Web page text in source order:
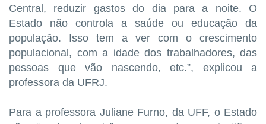
Central, reduzir gastos do dia para a noite. O
Estado não controla a saúde ou educação da
população. Isso tem a ver com o crescimento
populacional, com a idade dos trabalhadores, das
pessoas que vão nascendo, etc.”, explicou a
professora da UFRJ.
Para a professora Juliane Furno, da UFF, o Estado